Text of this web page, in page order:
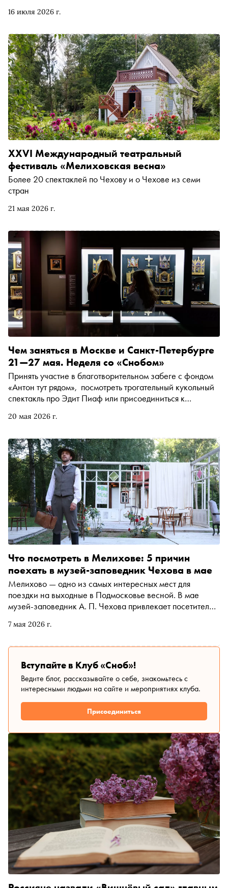
16 июля 2026 г.
город как новую точку притяжения для зрителей,
сцены
21 мая 2026 г.
XXVI Международный театральный
фестиваль «Мелиховская весна»
Более 20 спектаклей по Чехову и о Чехове из семи
стран
20 мая 2026 г.
Чем заняться в Москве и Санкт-Петербурге
21—27 мая. Неделя со «Снобом»
Принять участие в благотворительном забеге с фондом
«Антон тут рядом», посмотреть трогательный кукольный
спектакль про Эдит Пиаф или присоединиться к
заняться и куда сходить на ближайшей неделе
7 мая 2026 г.
Что посмотреть в Мелихове: 5 причин
поехать в музей-заповедник Чехова в мае
Мелихово — одно из самых интересных мест для
поездки на выходные в Подмосковье весной. В мае
музей-заповедник А. П. Чехова привлекает посетителей
театральным фестивалем и атмосферой настоящей
посетить Мелихово именно сейчас
Вступайте в Клуб «Сноб»!
Ведите блог, рассказывайте о себе, знакомьтесь с
интересными людьми на сайте и мероприятиях клуба.
Присоединиться